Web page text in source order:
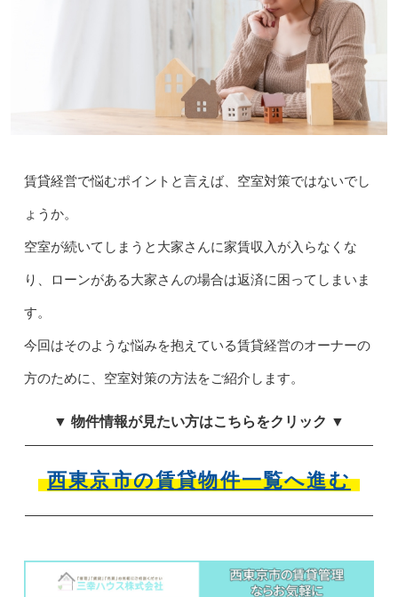
賃貸経営で悩むポイントと言えば、空室対策ではないでし
ょうか。
空室が続いてしまうと大家さんに家賃収入が入らなくな
り、ローンがある大家さんの場合は返済に困ってしまいま
す。
今回はそのような悩みを抱えている賃貸経営のオーナーの
方のために、空室対策の方法をご紹介します。
▼ 物件情報が見たい方はこちらをクリック ▼
西東京市の賃貸物件一覧へ進む